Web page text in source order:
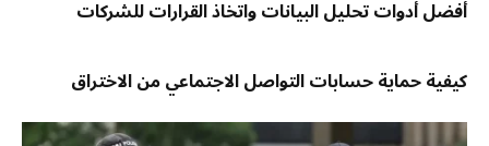
أفضل أدوات تحليل البيانات واتخاذ القرارات للشركات
كيفية حماية حسابات التواصل الاجتماعي من الاختراق